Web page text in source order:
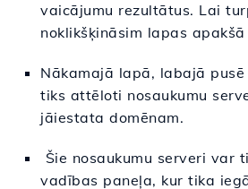
vaicājumu rezultātus. Lai
noklikšķināsim lapas apakšā
Nākamajā lapā, labajā pusē
tiks attēloti nosaukumu
jāiestata domēnam.
Šie nosaukumu serveri var
vadības paneļa, kur tika